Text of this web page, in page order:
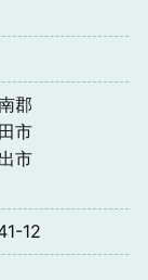
郡
市
市
12